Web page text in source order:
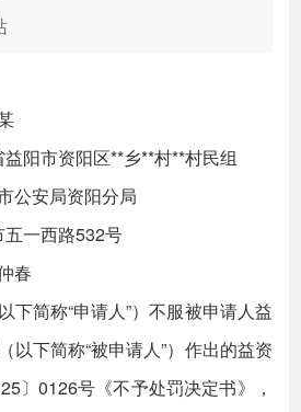
市资阳区**乡**村**村民组
安局资阳分局
西路532号
春
简称“申请人”）不服被申请人益
以下简称“被申请人”）作出的益资
〕0126号《不予处罚决定书》，